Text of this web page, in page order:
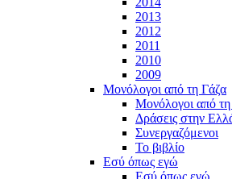
2013
2012
2011
2010
2009
Μονόλογοι από τη Γάζα
Μονόλογοι από
Δράσεις στην
Συνεργαζόμενοι
To βιβλίο
Εσύ όπως εγώ
Εσύ όπως εγώ